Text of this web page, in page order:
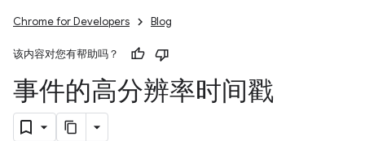
Chrome for Developers Blog
该内容对您有帮助吗？
事件的高分辨率时间戳